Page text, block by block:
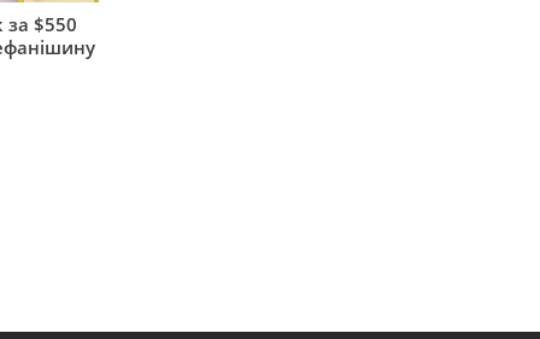
за $550